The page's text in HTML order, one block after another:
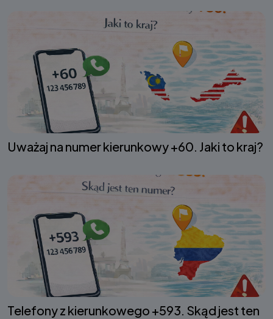
Uważaj na numer kierunkowy +60. Jaki to kraj?
Telefony z kierunkowego +593. Skąd jest ten